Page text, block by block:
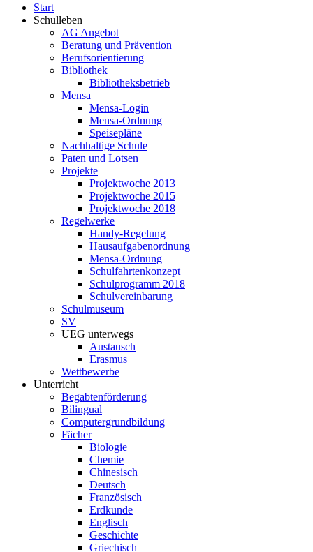
Start
Schulleben
AG Angebot
Beratung und Prävention
Berufsorientierung
Bibliothek
Bibliotheksbetrieb
Mensa
Mensa-Login
Mensa-Ordnung
Speisepläne
Nachhaltige Schule
Paten und Lotsen
Projekte
Projektwoche 2013
Projektwoche 2015
Projektwoche 2018
Regelwerke
Handy-Regelung
Hausaufgabenordnung
Mensa-Ordnung
Schulfahrtenkonzept
Schulprogramm 2018
Schulvereinbarung
Schulmuseum
SV
UEG unterwegs
Austausch
Erasmus
Wettbewerbe
Unterricht
Begabtenförderung
Bilingual
Computergrundbildung
Fächer
Biologie
Chemie
Chinesisch
Deutsch
Französisch
Erdkunde
Englisch
Geschichte
Griechisch